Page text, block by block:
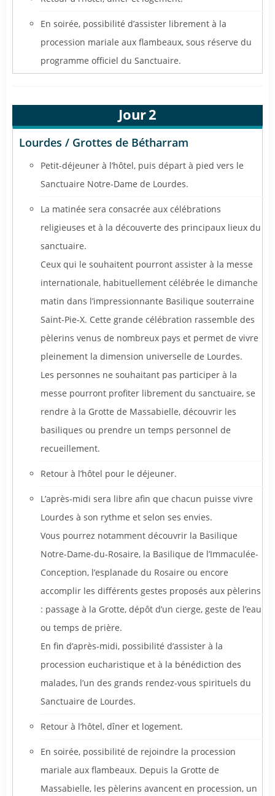
En soirée, possibilité d’assister librement à la
procession mariale aux flambeaux, sous réserve du
programme officiel du Sanctuaire.
Jour2
Lourdes / Grottes de Bétharram
Petit-déjeuner à l’hôtel, puis départ à pied vers le
Sanctuaire Notre-Dame de Lourdes.
La matinée sera consacrée aux célébrations
religieuses et à la découverte des principaux lieux du
sanctuaire.
Ceux qui le souhaitent pourront assister à la messe
internationale, habituellement célébrée le dimanche
matin dans l’impressionnante Basilique souterraine
Saint-Pie-X. Cette grande célébration rassemble des
pèlerins venus de nombreux pays et permet de vivre
pleinement la dimension universelle de Lourdes.
Les personnes ne souhaitant pas participer à la
messe pourront profiter librement du sanctuaire, se
rendre à la Grotte de Massabielle, découvrir les
basiliques ou prendre un temps personnel de
recueillement.
Retour à l’hôtel pour le déjeuner.
L’après-midi sera libre afin que chacun puisse vivre
Lourdes à son rythme et selon ses envies.
Vous pourrez notamment découvrir la Basilique
Notre-Dame-du-Rosaire, la Basilique de l’Immaculée-
Conception, l’esplanade du Rosaire ou encore
accomplir les différents gestes proposés aux pèlerins
: passage à la Grotte, dépôt d’un cierge, geste de l’eau
ou temps de prière.
En fin d’après-midi, possibilité d’assister à la
procession eucharistique et à la bénédiction des
malades, l’un des grands rendez-vous spirituels du
Sanctuaire de Lourdes.
Retour à l’hôtel, dîner et logement.
En soirée, possibilité de rejoindre la procession
mariale aux flambeaux. Depuis la Grotte de
Massabielle, les pèlerins avancent en procession, un